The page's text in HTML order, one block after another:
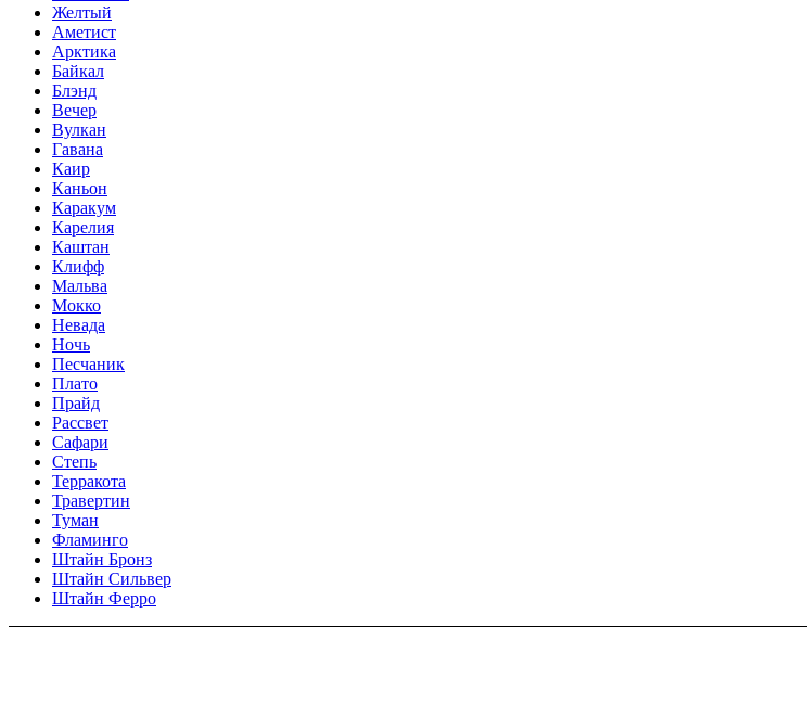
Желтый
Аметист
Арктика
Байкал
Блэнд
Вечер
Вулкан
Гавана
Каир
Каньон
Каракум
Карелия
Каштан
Клифф
Мальва
Мокко
Невада
Ночь
Песчаник
Плато
Прайд
Рассвет
Сафари
Степь
Терракота
Травертин
Туман
Фламинго
Штайн Бронз
Штайн Сильвер
Штайн Ферро